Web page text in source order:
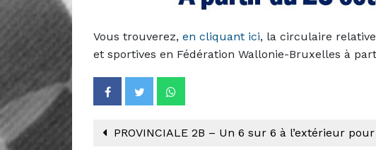
Vous trouverez, en cliquant ici, la circulaire
et sportives en Fédération Wallonie-Bruxelles à
PROVINCIALE 2B – Un 6 sur 6 à l’extérieur